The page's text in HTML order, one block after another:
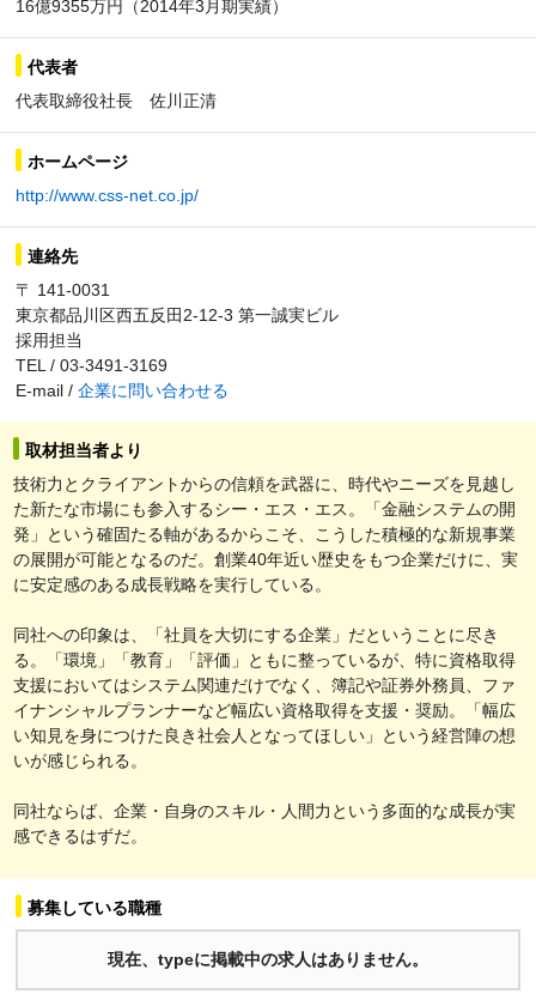
16億9355万円（2014年3月期実績）
代表者
代表取締役社長 佐川正清
ホームページ
http://www.css-net.co.jp/
連絡先
〒 141-0031
東京都品川区西五反田2-12-3 第一誠実ビル
採用担当
TEL / 03-3491-3169
E-mail / 企業に問い合わせる
取材担当者より
技術力とクライアントからの信頼を武器に、時代やニーズを見越し
た新たな市場にも参入するシー・エス・エス。「金融システムの開
発」という確固たる軸があるからこそ、こうした積極的な新規事業
の展開が可能となるのだ。創業40年近い歴史をもつ企業だけに、実
に安定感のある成長戦略を実行している。
同社への印象は、「社員を大切にする企業」だということに尽き
る。「環境」「教育」「評価」ともに整っているが、特に資格取得
支援においてはシステム関連だけでなく、簿記や証券外務員、ファ
イナンシャルプランナーなど幅広い資格取得を支援・奨励。「幅広
い知見を身につけた良き社会人となってほしい」という経営陣の想
いが感じられる。
同社ならば、企業・自身のスキル・人間力という多面的な成長が実
感できるはずだ。
募集している職種
現在、typeに掲載中の求人はありません。